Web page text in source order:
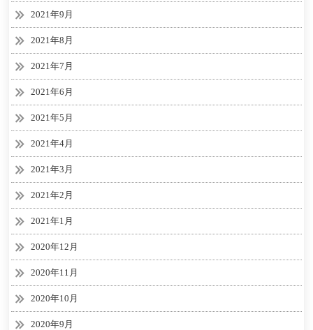
2021年9月
2021年8月
2021年7月
2021年6月
2021年5月
2021年4月
2021年3月
2021年2月
2021年1月
2020年12月
2020年11月
2020年10月
2020年9月